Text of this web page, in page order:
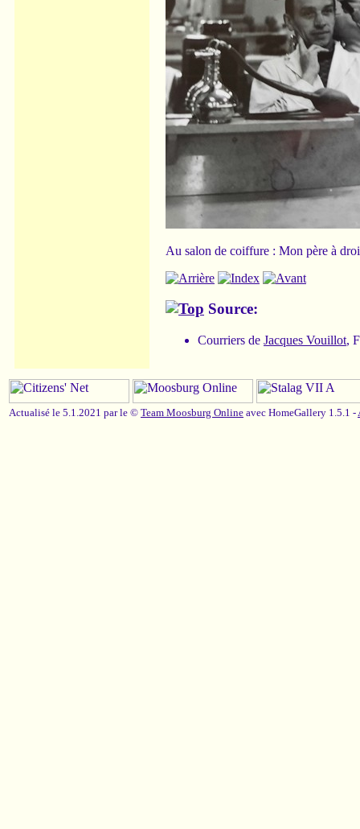
Au salon de coiffure : Mon père à
Source:
Courriers de Jacques Vouillot,
Actualisé le 5.1.2021 par le © Team Moosburg Online avec HomeGallery 1.5.1 -